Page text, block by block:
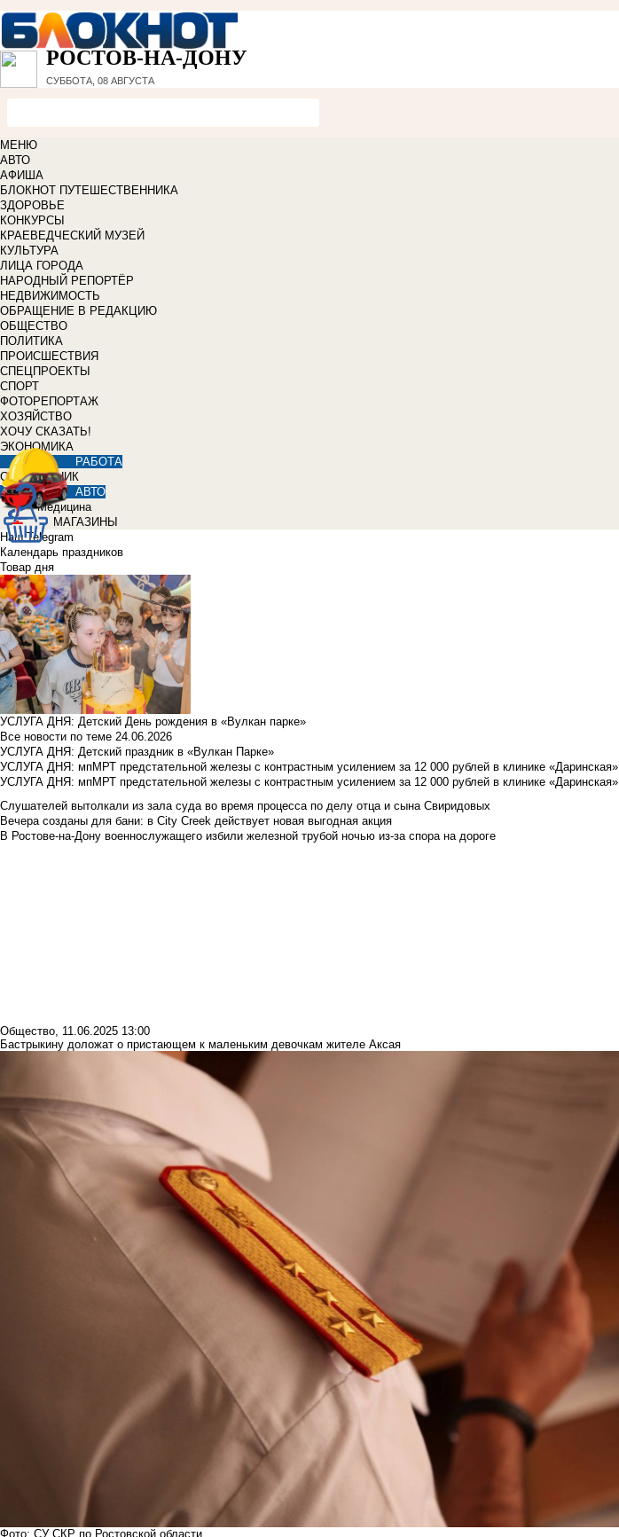
РОСТОВ-НА-ДОНУ
СУББОТА, 08 АВГУСТА
МЕНЮ
АВТО
АФИША
БЛОКНОТ ПУТЕШЕСТВЕННИКА
ЗДОРОВЬЕ
КОНКУРСЫ
КРАЕВЕДЧЕСКИЙ МУЗЕЙ
КУЛЬТУРА
ЛИЦА ГОРОДА
НАРОДНЫЙ РЕПОРТЁР
НЕДВИЖИМОСТЬ
ОБРАЩЕНИЕ В РЕДАКЦИЮ
ОБЩЕСТВО
ПОЛИТИКА
ПРОИСШЕСТВИЯ
СПЕЦПРОЕКТЫ
СПОРТ
ФОТОРЕПОРТАЖ
ХОЗЯЙСТВО
ХОЧУ СКАЗАТЬ!
ЭКОНОМИКА
РАБОТА
СПРАВОЧНИК
АВТО
Медицина
МАГАЗИНЫ
Наш Telegram
Календарь праздников
Товар дня
УСЛУГА ДНЯ: Детский День рождения в «Вулкан парке»
Все новости по теме 24.06.2026
УСЛУГА ДНЯ: Детский праздник в «Вулкан Парке»
УСЛУГА ДНЯ: мпМРТ предстательной железы с контрастным усилением за 12 000 рублей в клинике «Даринская»
УСЛУГА ДНЯ: мпМРТ предстательной железы с контрастным усилением за 12 000 рублей в клинике «Даринская»
Слушателей вытолкали из зала суда во время процесса по делу отца и сына Свиридовых
Вечера созданы для бани: в City Creek действует новая выгодная акция
В Ростове-на-Дону военнослужащего избили железной трубой ночью из-за спора на дороге
Общество, 11.06.2025 13:00
Бастрыкину доложат о пристающем к маленьким девочкам жителе Аксая
Фото: СУ СКР по Ростовской области